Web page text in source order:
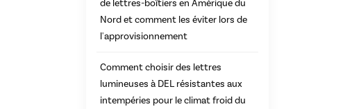
de lettres-boîtiers en Amérique du
Nord et comment les éviter lors de
l'approvisionnement
Comment choisir des lettres
lumineuses à DEL résistantes aux
intempéries pour le climat froid du